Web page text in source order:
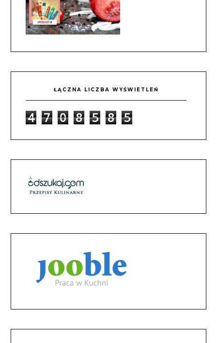
ŁĄCZNA LICZBA WYŚWIETLEŃ
4 7 0 8 5 8 5